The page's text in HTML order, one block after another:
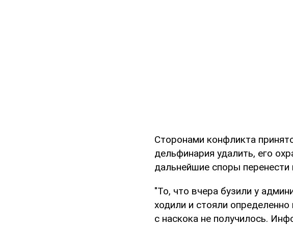
Сторонами конфликта
дельфинария удалить, его
дальнейшие споры
"То, что вчера бузили у
ходили и стояли
с наскока не получилось.